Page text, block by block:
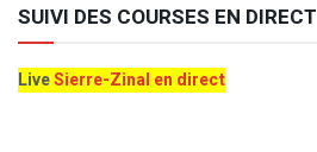
SUIVI DES COURSES EN DIRECT
LiveSierre-Zinal en direct